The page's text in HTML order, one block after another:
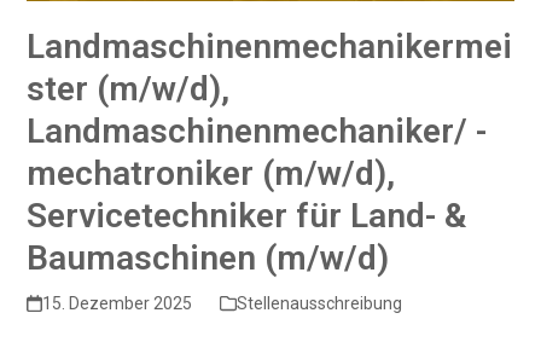
Landmaschinenmechanikermei
ster (m/w/d),
Landmaschinenmechaniker/ -
mechatroniker (m/w/d),
Servicetechniker für Land- &
Baumaschinen (m/w/d)
15. Dezember 2025 Stellenausschreibung